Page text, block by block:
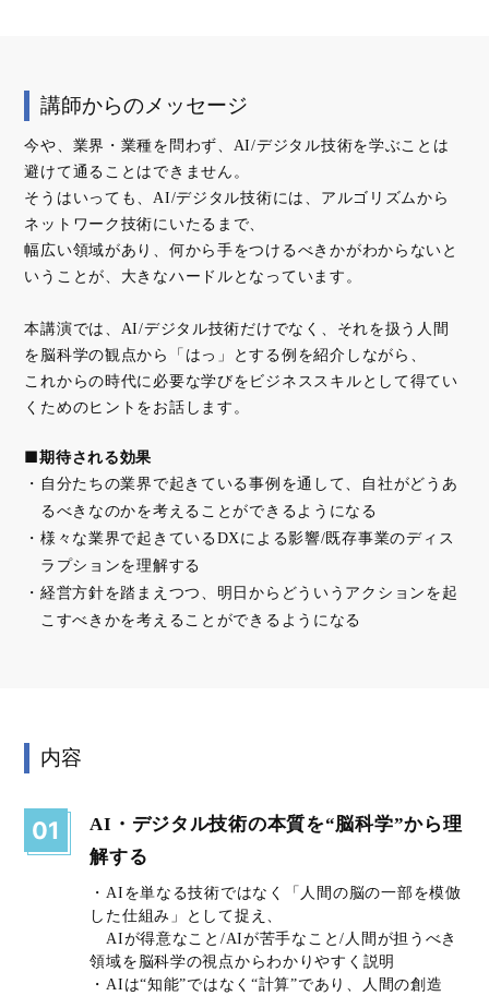
講師からのメッセージ
今や、業界・業種を問わず、AI/デジタル技術を学ぶことは
避けて通ることはできません。
そうはいっても、AI/デジタル技術には、アルゴリズムから
ネットワーク技術にいたるまで、
幅広い領域があり、何から手をつけるべきかがわからないと
いうことが、大きなハードルとなっています。
本講演では、AI/デジタル技術だけでなく、それを扱う人間
を脳科学の観点から「はっ」とする例を紹介しながら、
これからの時代に必要な学びをビジネススキルとして得てい
くためのヒントをお話します。
■期待される効果
自分たちの業界で起きている事例を通して、自社がどうあ
るべきなのかを考えることができるようになる
様々な業界で起きているDXによる影響/既存事業のディス
ラプションを理解する
経営方針を踏まえつつ、明日からどういうアクションを起
こすべきかを考えることができるようになる
内容
01
AI・デジタル技術の本質を“脳科学”から理
解する
・AIを単なる技術ではなく「人間の脳の一部を模倣
した仕組み」として捉え、
AIが得意なこと/AIが苦手なこと/人間が担うべき
領域を脳科学の視点からわかりやすく説明
・AIは“知能”ではなく“計算”であり、人間の創造